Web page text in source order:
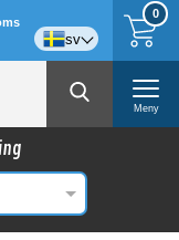
0
sv
Meny